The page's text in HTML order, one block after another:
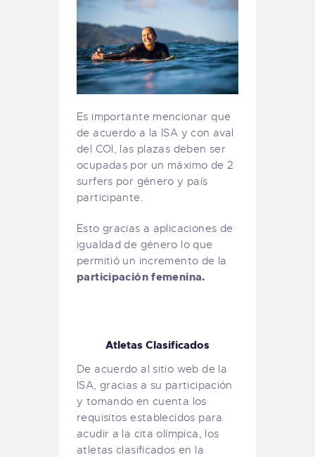
Es importante mencionar que
de acuerdo a la ISA y con aval
del COI, las plazas deben ser
ocupadas por un máximo de 2
surfers por género y país
participante.
Esto gracias a aplicaciones de
igualdad de género lo que
permitió un incremento de la
participación femenina.
Atletas Clasificados
De acuerdo al sitio web de la
ISA, gracias a su participación
y tomando en cuenta los
requisitos establecidos para
acudir a la cita olímpica, los
atletas clasificados en la